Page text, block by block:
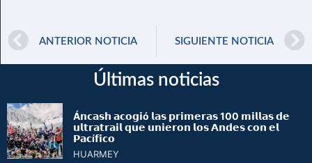
ANTERIOR NOTICIA SIGUIENTE NOTICIA
Últimas noticias
Á𝗻𝗰𝗮𝘀𝗵 𝗮𝗰𝗼𝗴𝗶ó 𝗹𝗮𝘀 𝗽𝗿𝗶𝗺𝗲𝗿𝗮𝘀 100 𝗺𝗶𝗹𝗹𝗮𝘀 𝗱𝗲
𝘂𝗹𝘁𝗿𝗮𝘁𝗿𝗮𝗶𝗹 𝗾𝘂𝗲 𝘂𝗻𝗶𝗲𝗿𝗼𝗻 𝗹𝗼𝘀 𝗔𝗻𝗱𝗲𝘀 𝗰𝗼𝗻 𝗲𝗹
𝗣𝗮𝗰í𝗳𝗶𝗰𝗼
HUARMEY